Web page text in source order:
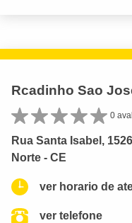
Rcadinho Sao
0
Rua Santa Isabel,
Norte - CE
ver horario de
ver telefone